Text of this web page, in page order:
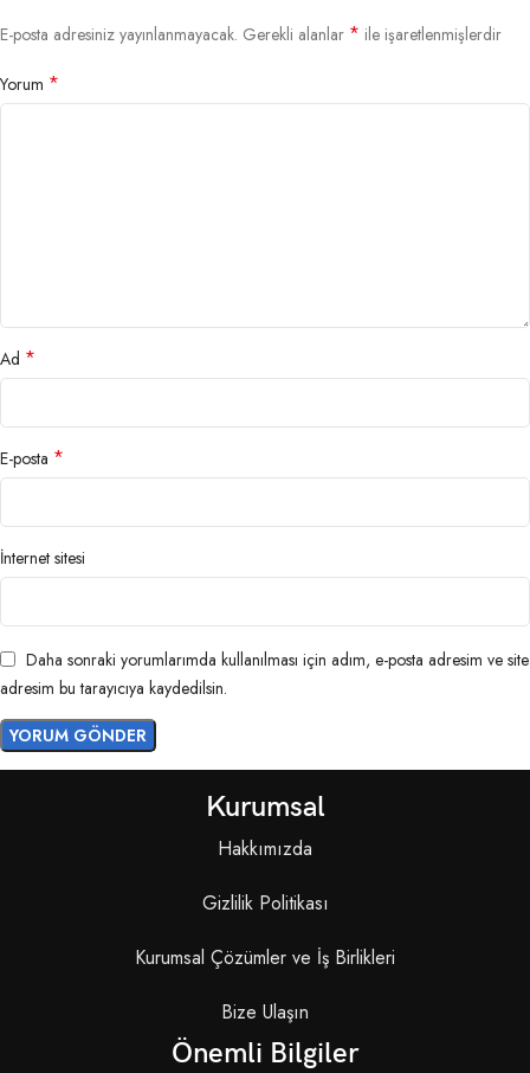
E-posta adresiniz yayınlanmayacak. Gerekli alanlar * ile işaretlenmişlerdir
Yorum *
Ad *
E-posta *
İnternet sitesi
Daha sonraki yorumlarımda kullanılması için adım, e-posta adresim ve site
adresim bu tarayıcıya kaydedilsin.
Kurumsal
Hakkımızda
Gizlilik Politikası
Kurumsal Çözümler ve İş Birlikleri
Bize Ulaşın
Önemli Bilgiler